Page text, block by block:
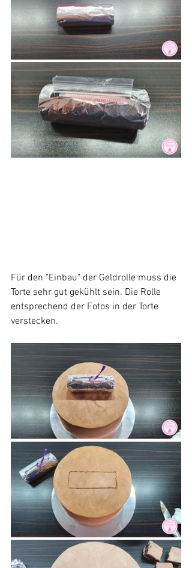
Für den "Einbau" der Geldrolle muss die
Torte sehr gut gekühlt sein. Die Rolle
entsprechend der Fotos in der Torte
verstecken.